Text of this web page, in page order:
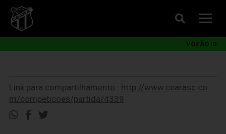
VOZÃO ID
Link para compartilhamento:: http://www.cearasc.co
m/competicoes/partida/4339